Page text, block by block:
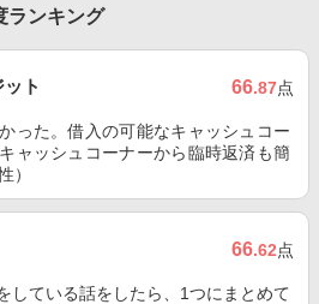
ランキング
ト 66.87点
った。借入の可能なキャッシュコー
ャッシュコーナーから臨時返済も簡
）
66.62点
している話をしたら、1つにまとめて